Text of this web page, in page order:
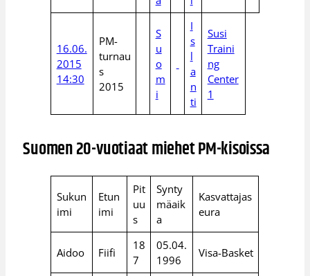
16.06.
2015
14:30
PM-
turnau
s
2015
S
u
o
m
i
I
s
l
a
n
ti
Susi
Traini
ng
Center
1
Suomen 20-vuotiaat miehet PM-kisoissa
Sukun
imi
Etun
imi
Pit
uu
s
Synty
mäaik
a
Kasvattajas
eura
Aidoo Fiifi
18
7
05.04.
1996
Visa-Basket